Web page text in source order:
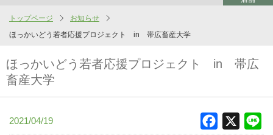
コ
ン
テ
トップページ
お知らせ
ほっかいどう若者応援プロジェクト in 帯広畜産大学
ほっかいどう若者応援プロジェクト in 帯広
畜産大学
2021/04/19 Facebook